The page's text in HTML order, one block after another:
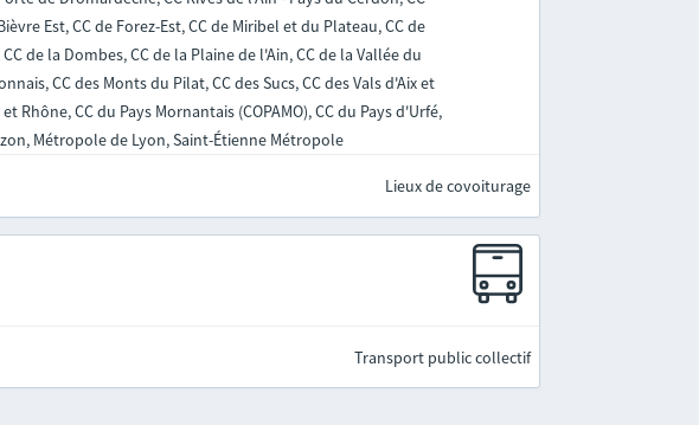
Est, CC de Forez-Est, CC de Miribel et du Plateau, CC de
de la Dombes, CC de la Plaine de l'Ain, CC de la Vallée du
CC des Monts du Pilat, CC des Sucs, CC des Vals d'Aix et
Rhône, CC du Pays Mornantais (COPAMO), CC du Pays d'Urfé,
Métropole de Lyon, Saint-Étienne Métropole
Lieux de covoiturage
Transport public collectif